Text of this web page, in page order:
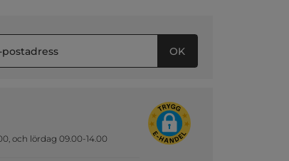
OK
och lördag 09.00-14.00